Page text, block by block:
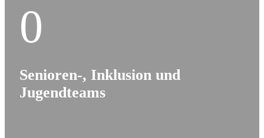
0
Senioren-, Inklusion und
Jugendteams